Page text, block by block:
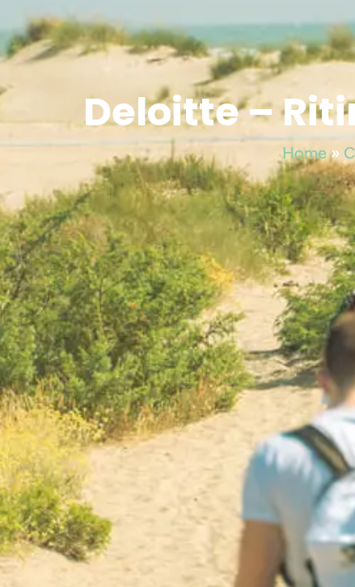
Deloitte –
Home»